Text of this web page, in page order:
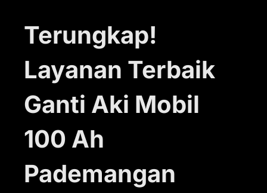
Terungkap!
Layanan Terbaik
Ganti Aki Mobil
100 Ah
Pademangan